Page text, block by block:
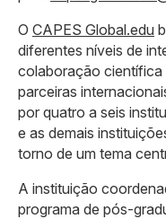
O CAPES Global.edu
diferentes níveis de
colaboração científica
parceiras
por quatro a seis
e as demais
torno de um tema
A instituição
programa de pós-